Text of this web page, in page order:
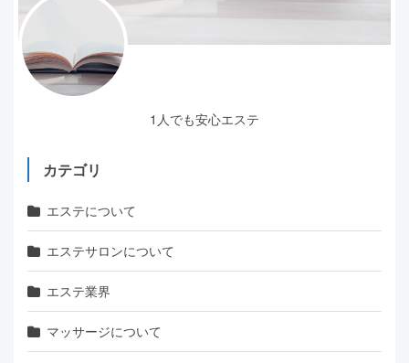
1人でも安心エステ
カテゴリ
エステについて
エステサロンについて
エステ業界
マッサージについて